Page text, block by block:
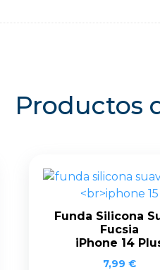
Productos
Funda Silicona
Fucsia
iPhone 14
7,99 €